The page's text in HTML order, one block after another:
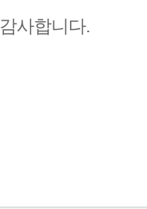
감사합니다.